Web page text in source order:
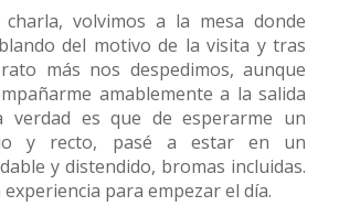
volvimos a la mesa donde
del motivo de la visita y tras
más nos despedimos, aunque
amablemente a la salida
verdad es que de esperarme un
y recto, pasé a estar en un
y distendido, bromas incluidas.
para empezar el día.